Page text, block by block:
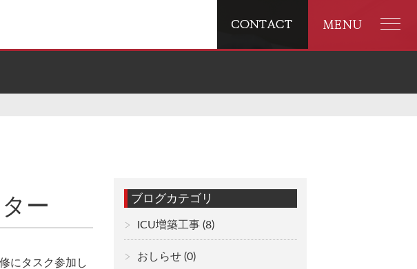
ー
にタスク参加し
ブログカテゴリ
ICU増築工事(8)
おしらせ(0)